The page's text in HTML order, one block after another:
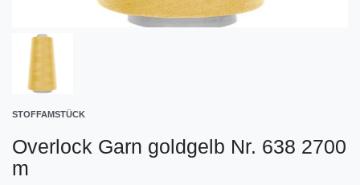
STOFFAMSTÜCK
Overlock Garn goldgelb Nr. 638 2700
m